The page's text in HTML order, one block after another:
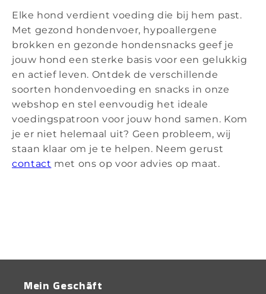
Elke hond verdient voeding die bij hem past.
Met gezond hondenvoer, hypoallergene
brokken en gezonde hondensnacks geef je
jouw hond een sterke basis voor een gelukkig
en actief leven. Ontdek de verschillende
soorten hondenvoeding en snacks in onze
webshop en stel eenvoudig het ideale
voedingspatroon voor jouw hond samen. Kom
je er niet helemaal uit? Geen probleem, wij
staan klaar om je te helpen. Neem gerust
contact met ons op voor advies op maat.
Mein Geschäft